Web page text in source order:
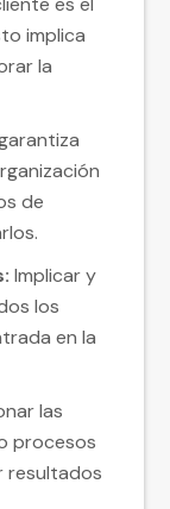
implica
la
de
Implicar y
los
en la
las
procesos
resultados